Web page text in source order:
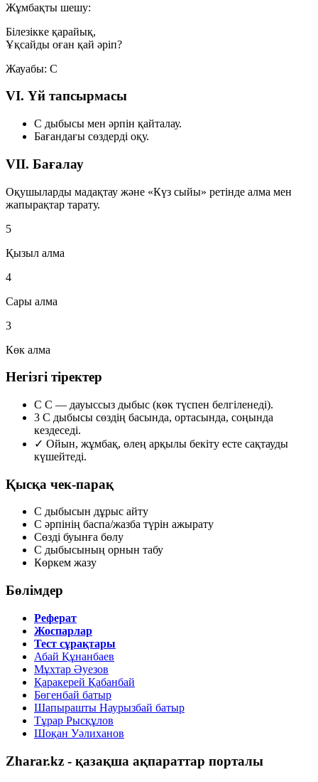
Жұмбақты шешу:
Білезікке қарайық,
Ұқсайды оған қай әріп?
Жауабы: С
VI. Үй тапсырмасы
С дыбысы мен әрпін қайталау.
Бағандағы сөздерді оқу.
VII. Бағалау
Оқушыларды мадақтау және «Күз сыйы» ретінде алма мен
жапырақтар тарату.
5
Қызыл алма
4
Сары алма
3
Көк алма
Негізгі тіректер
С С — дауыссыз дыбыс (көк түспен белгіленеді).
3 С дыбысы сөздің басында, ортасында, соңында
кездеседі.
✓ Ойын, жұмбақ, өлең арқылы бекіту есте сақтауды
күшейтеді.
Қысқа чек-парақ
С дыбысын дұрыс айту
С әрпінің баспа/жазба түрін ажырату
Сөзді буынға бөлу
С дыбысының орнын табу
Көркем жазу
Бөлімдер
Реферат
Жоспарлар
Тест сұрақтары
Абай Құнанбаев
Мұхтар Әуезов
Қаракерей Қабанбай
Бөгенбай батыр
Шапырашты Наурызбай батыр
Тұрар Рысқұлов
Шоқан Уәлиханов
Zharar.kz - қазақша ақпараттар порталы